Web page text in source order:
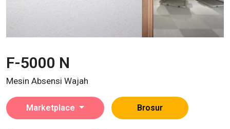
F-5000 N
Mesin Absensi Wajah
Marketplace Brosur